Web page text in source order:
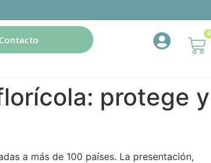
Contacto
0
protege y
a más de 100 países. La presentación,